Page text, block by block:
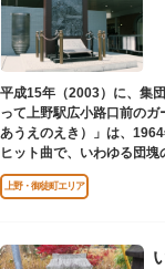
平成15年（2003）に、集
って上野駅広小路口前の
あうえのえき）」は、
ヒット曲で、いわゆる団
に勇気と感動を与えました。
上野・御徒町エリア